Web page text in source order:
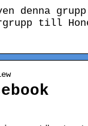
denna
till